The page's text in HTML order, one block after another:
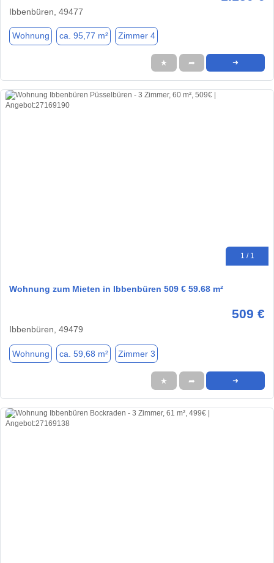
Ibbenbüren, 49477
Wohnung ca. 95,77 m² Zimmer 4
★ ➦ ➜
1 / 1
Wohnung zum Mieten in Ibbenbüren 509 € 59.68 m²
509 €
Ibbenbüren, 49479
Wohnung ca. 59,68 m² Zimmer 3
★ ➦ ➜